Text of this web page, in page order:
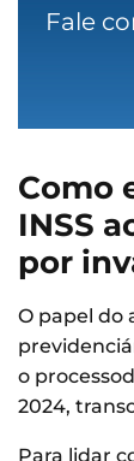
Fale
Como
INSS
por
O papel do
o
2024,
Para lidar